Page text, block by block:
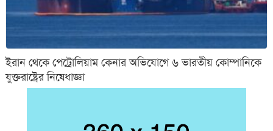
ইরান থেকে পেট্রোলিয়াম কেনার অভিযোগে ৬ ভারতীয় কোম্পানিকে
যুক্তরাষ্ট্রের নিষেধাজ্ঞা